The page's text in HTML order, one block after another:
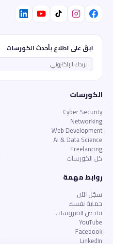
ابقَ على اطلاع بأحدث الكورسات
الكورسات
Cyber Security
Networking
Web Development
AI & Data Science
Freelancing
كل الكورسات
روابط مهمة
سجّل الآن
حماية نفسك
فاحص الفيروسات
YouTube
Facebook
LinkedIn